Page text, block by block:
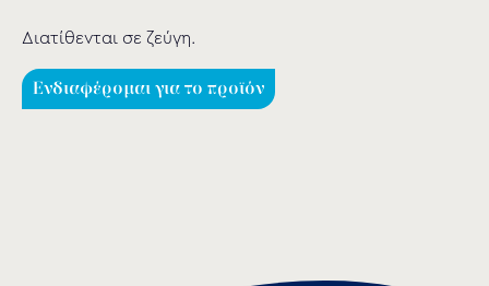
Διατίθενται σε ζεύγη.
Ενδιαφέρομαι για το προϊόν